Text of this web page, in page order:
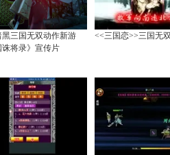
黑三国无双动作新游
诛将录》宣传片
<<三国恋>>三国无